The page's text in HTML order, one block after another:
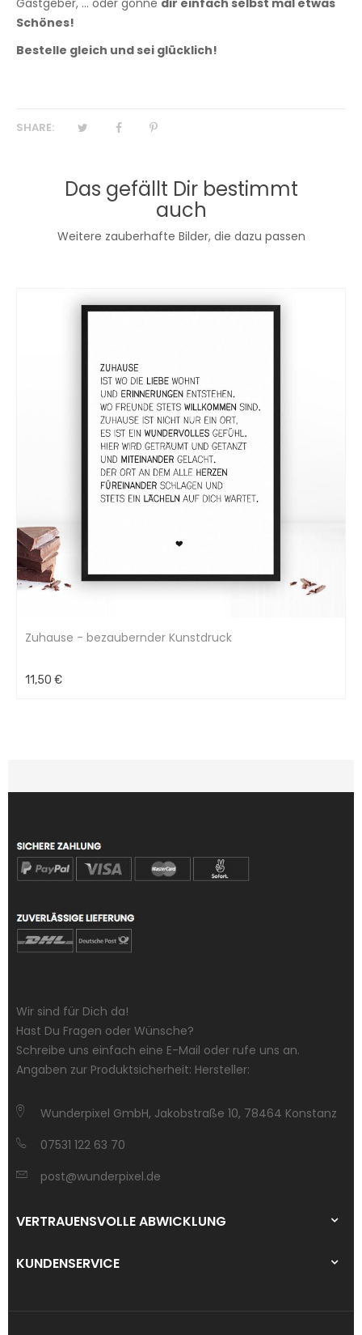
Schönes!
Bestelle gleich und sei glücklich!
SHARE:
Das gefällt Dir bestimmt
auch
Weitere zauberhafte Bilder, die dazu passen
Zuhause - bezaubernder Kunstdruck
11,50 €
Wir sind für Dich da!
Hast Du Fragen oder Wünsche?
Schreibe uns einfach eine E-Mail oder rufe uns an.
Angaben zur Produktsicherheit: Hersteller:
Wunderpixel GmbH, Jakobstraße 10, 78464 Konstanz
07531 122 63 70
post@wunderpixel.de
VERTRAUENSVOLLE ABWICKLUNG
KUNDENSERVICE